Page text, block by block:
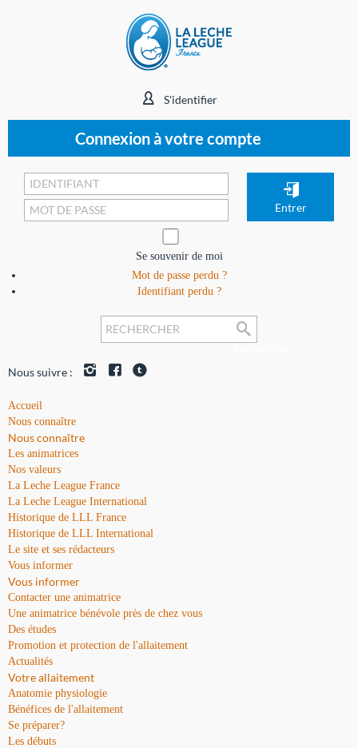
S'identifier
Connexion à votre compte
Se souvenir de moi
Mot de passe perdu ?
Identifiant perdu ?
Nous suivre :
Accueil
Nous connaître
Nous connaître
Les animatrices
Nos valeurs
La Leche League France
La Leche League International
Historique de LLL France
Historique de LLL International
Le site et ses rédacteurs
Vous informer
Vous informer
Contacter une animatrice
Une animatrice bénévole près de chez vous
Des études
Promotion et protection de l'allaitement
Actualités
Votre allaitement
Anatomie physiologie
Bénéfices de l'allaitement
Se préparer?
Les débuts